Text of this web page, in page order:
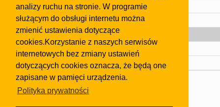
analizy ruchu na stronie. W programie
służącym do obsługi internetu można
zmienić ustawienia dotyczące
cookies.Korzystanie z naszych serwisów
internetowych bez zmiany ustawień
dotyczących cookies oznacza, że będą one
zapisane w pamięci urządzenia.
Polityka prywatności
Olkusz
Kontakt
Strefa dla biznesu
Dealerzy i autokomisy
Skontaktuj się z nami